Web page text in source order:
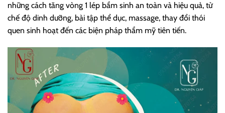
những cách tăng vòng 1 lép bẩm sinh an toàn và hiệu quả, từ
chế độ dinh dưỡng, bài tập thể dục, massage, thay đổi thói
quen sinh hoạt đến các biện pháp thẩm mỹ tiên tiến.